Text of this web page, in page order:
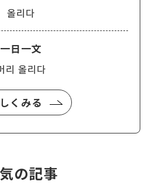
올리다
一日一文
리 올리다
くみる
の記事